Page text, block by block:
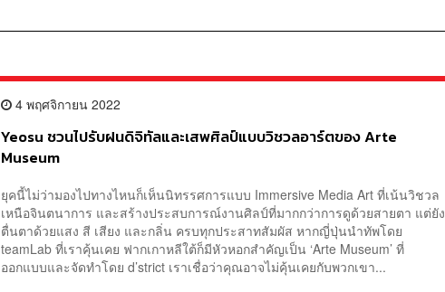
4 พฤศจิกายน 2022
Yeosu ชวนไปรับฝนดิจิทัลและเสพศิลป์แบบวิชวลอาร์ตของ Arte
Museum
ยุคนี้ไม่ว่ามองไปทางไหนก็เห็นนิทรรศการแบบ Immersive Media Art ที่เน้นวิชวล
เหนือจินตนาการ และสร้างประสบการณ์งานศิลป์ที่มากกว่าการดูด้วยสายตา แต่ยัง
ตื่นตาด้วยแสง สี เสียง และกลิ่น ครบทุกประสาทสัมผัส หากญี่ปุ่นนำทัพโดย
teamLab ที่เราคุ้นเคย ฟากเกาหลีใต้ก็มีหัวหอกสำคัญเป็น ‘Arte Museum’ ที่
ออกแบบและจัดทำโดย d’strict เราเชื่อว่าคุณอาจไม่คุ้นเคยกับพวกเขา...